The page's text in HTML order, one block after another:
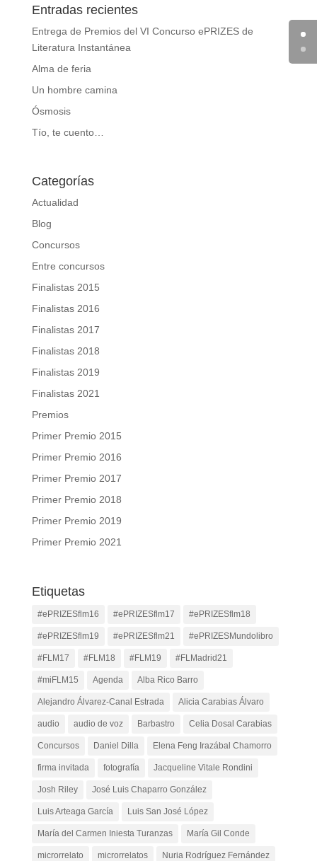
Entradas recientes
Entrega de Premios del VI Concurso ePRIZES de
Literatura Instantánea
Alma de feria
Un hombre camina
Ósmosis
Tío, te cuento…
Categorías
Actualidad
Blog
Concursos
Entre concursos
Finalistas 2015
Finalistas 2016
Finalistas 2017
Finalistas 2018
Finalistas 2019
Finalistas 2021
Premios
Primer Premio 2015
Primer Premio 2016
Primer Premio 2017
Primer Premio 2018
Primer Premio 2019
Primer Premio 2021
Etiquetas
#ePRIZESflm16 #ePRIZESflm17 #ePRIZESflm18
#ePRIZESflm19 #ePRIZESflm21 #ePRIZESMundolibro
#FLM17 #FLM18 #FLM19 #FLMadrid21
#miFLM15 Agenda Alba Rico Barro
Alejandro Álvarez-Canal Estrada Alicia Carabias Álvaro
audio audio de voz Barbastro Celia Dosal Carabias
Concursos Daniel Dilla Elena Feng Irazábal Chamorro
firma invitada fotografía Jacqueline Vitale Rondini
Josh Riley José Luis Chaparro González
Luis Arteaga García Luis San José López
María del Carmen Iniesta Turanzas María Gil Conde
microrrelato microrrelatos Nuria Rodríguez Fernández